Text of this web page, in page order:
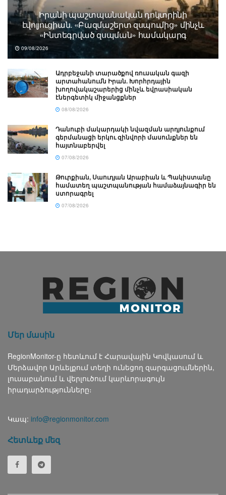
Իրանի պաշտպանական դոկտրինի
էվոլյուցիան. «Բազմաշերտ զսպումից» մինչև
«Ինտեգրված զսպման» համակարգ
09/08/2026
Ադրբեջանի տարածքով ռուսական գազի
արտահանումն Իրան. Խորհրդային
խողովակաշարերից մինչև եվրասիական
էներգետիկ միջանցքներ
08/08/2026
Դանուբի մակարդակի նվազման արդյունքում
գերմանացի երկու զինվորի մասունքներ են
հայտնաբերվել
07/08/2026
Թուրքիան, Սաուդյան Արաբիան և Պակիստանը
համատեղ պաշտպանության համաձայնագիր են
ստորագրել
07/08/2026
Մեր մասին
RegionMonitor-ը հետևում է Հարավային Կովկասում և
Մերձավոր Արևելքում տեղի ունեցող զարգացումներին,
լուսաբանում և վերլուծում կարևորագույն
իրադարձությունները։
Կապ: info@regionmonitor.com
Հետևեք մեզ